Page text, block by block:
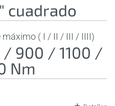
cuadrado
máximo ( I / II / III / IIII)
/ 900 / 1100 /
Nm